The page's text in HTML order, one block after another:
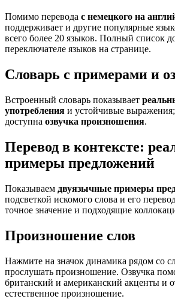
Помимо перевода с немецкого на
поддерживает и другие популярные
всего более 20 языков. Полный список
переключателе языков на странице.
Словарь с примерами и
Встроенный словарь показывает
употребления и устойчивые выражения;
доступна озвучка произношения.
Перевод в контексте:
примеры предложений
Показываем двуязычные примеры
подсветкой искомого слова и его
точное значение и подходящие
Произношение слов
Нажмите на значок динамика рядом со
прослушать произношение. Озвучка
британский и американский акценты и
естественное произношение.